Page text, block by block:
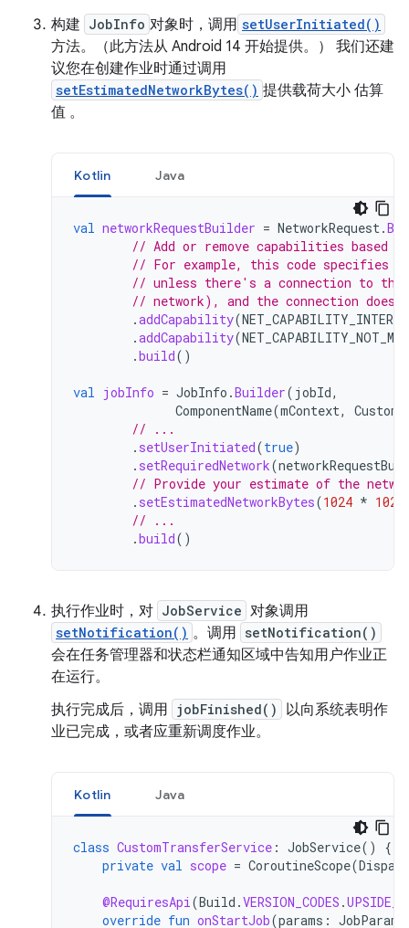
构建 JobInfo 对象时，调用 setUserInitiated()
方法。（此方法从 Android 14 开始提供。） 我们还建
议您在创建作业时通过调用
setEstimatedNetworkBytes() 提供载荷大小 估算
值 。
Kotlin Java
val networkRequestBuilder = NetworkRequest.
// Add or remove capabilities based
// For example, this code specifies
// unless there's a connection to
// network), and the connection
.addCapability(
.addCapability(
.build()
val jobInfo = JobInfo .Builder( jobId,
ComponentName(mContext,
// ...
. setUserInitiated(true)
. setRequiredNetwork(
// Provide your estimate of the
. setEstimatedNetworkBytes(1024 * 1024
// ...
.build()
执行作业时，对 JobService 对象调用
setNotification() 。调用 setNotification()
会在任务管理器和状态栏通知区域中告知用户作业正
在运行。
执行完成后，调用 jobFinished()
以向系统表明作
业已完成，或者应重新调度作业。
Kotlin Java
class CustomTransferService : JobService()
{
private val scope = CoroutineScope(
@RequiresApi(Build .VERSION_CODES .
override fun onStartJob(params :